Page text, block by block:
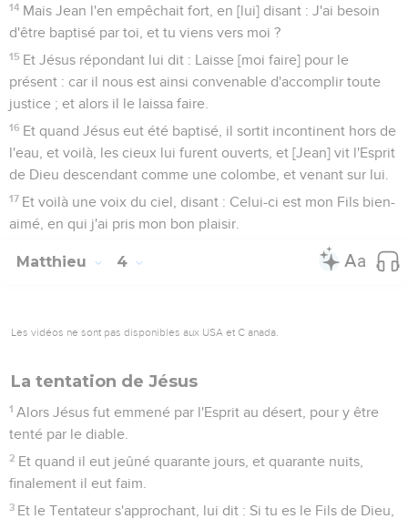
14 Mais Jean l'en empêchait fort, en [lui] disant : J'ai besoin
d'être baptisé par toi, et tu viens vers moi ?
15 Et Jésus répondant lui dit : Laisse [moi faire] pour le
présent : car il nous est ainsi convenable d'accomplir toute
justice ; et alors il le laissa faire.
16 Et quand Jésus eut été baptisé, il sortit incontinent hors de
l'eau, et voilà, les cieux lui furent ouverts, et [Jean] vit l'Esprit
de Dieu descendant comme une colombe, et venant sur lui.
17 Et voilà une voix du ciel, disant : Celui-ci est mon Fils bien-
aimé, en qui j'ai pris mon bon plaisir.
Matthieu 4
Les vidéos ne sont pas disponibles aux USA et C anada.
La tentation de Jésus
1 Alors Jésus fut emmené par l'Esprit au désert, pour y être
tenté par le diable.
2 Et quand il eut jeûné quarante jours, et quarante nuits,
finalement il eut faim.
3 Et le Tentateur s'approchant, lui dit : Si tu es le Fils de Dieu,